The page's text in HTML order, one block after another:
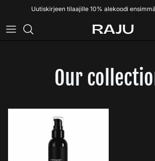
Uutiskirjeen tilaajille 10% alekoodi
Our